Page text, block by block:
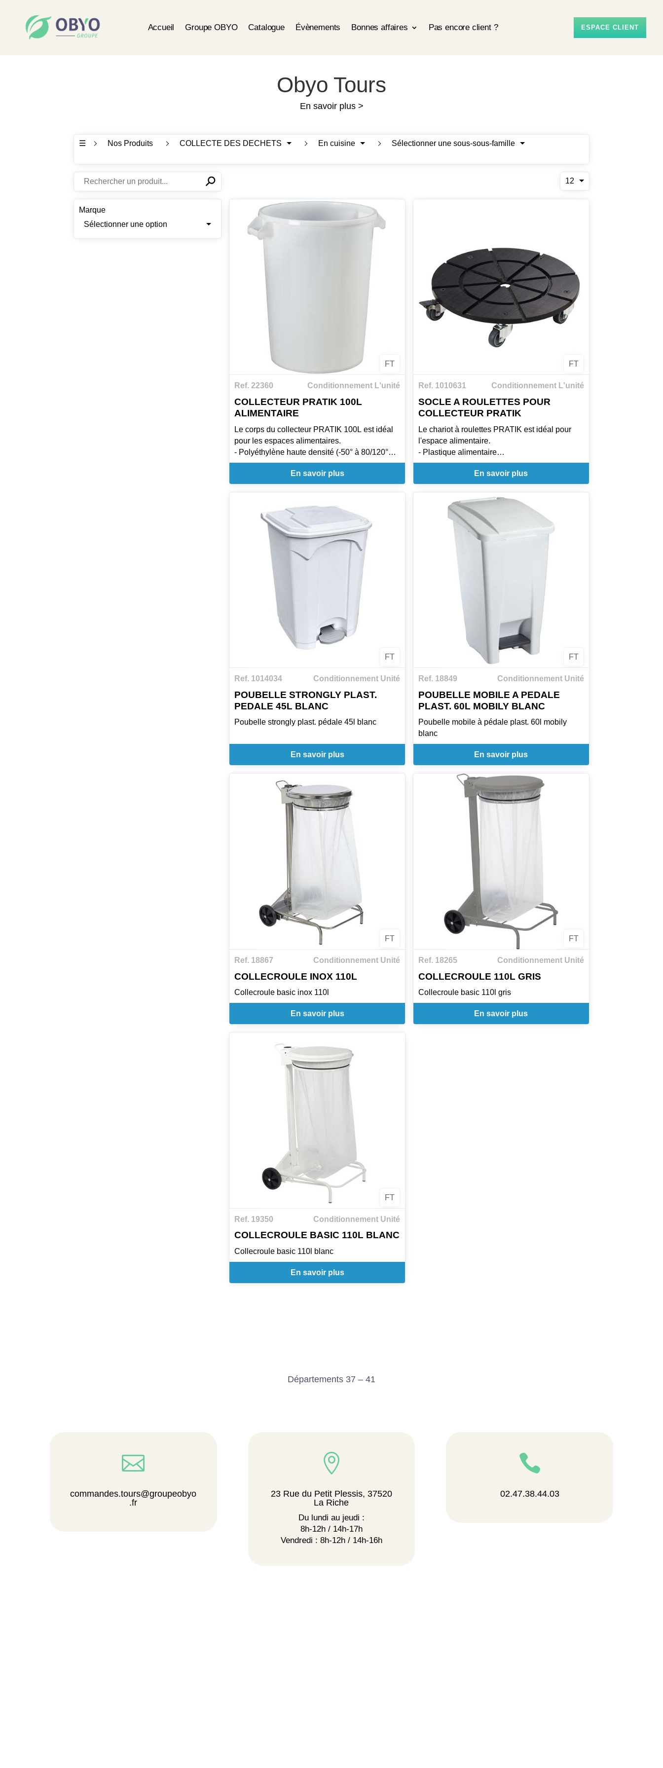
Accueil Groupe OBYO Catalogue Évènements Bonnes affaires Pas encore client ? ESPACE CLIENT
Obyo Tours
En savoir plus >
☰ Nos Produits COLLECTE DES DECHETS En cuisine Sélectionner une sous-sous-famille
✕⚲ 12
Marque
Sélectionner une option
FT
Ref. 22360 Conditionnement L'unité
COLLECTEUR PRATIK 100L
ALIMENTAIRE
Le corps du collecteur PRATIK 100L est idéal
pour les espaces alimentaires.
- Polyéthylène haute densité (-50° à 80/120°C)
- Matières premières vierges et pigments
adaptés à l'usage alimentaire (Respecte les
réglementations européennes pour les
contact avec les aliments )
- Méthode HACCP
- Idéal pour le stockage et le tri sélectif dans les
espaces industriels et de restauration.
En savoir plus
FT
Ref. 1010631 Conditionnement L'unité
SOCLE A ROULETTES POUR
COLLECTEUR PRATIK
Le chariot à roulettes PRATIK est idéal pour
l'espace alimentaire.
- Plastique alimentaire
- Frein intégré
- 5 roulettes pivotantes - Déplacement aisé
- Accessoire pour les collecteurs alimentaires
- Stabilité et maintien du produit
En savoir plus
FT
Ref. 1014034 Conditionnement Unité
POUBELLE STRONGLY PLAST.
PEDALE 45L BLANC
Poubelle strongly plast. pédale 45l blanc
En savoir plus
FT
Ref. 18849 Conditionnement Unité
POUBELLE MOBILE A PEDALE
PLAST. 60L MOBILY BLANC
Poubelle mobile à pédale plast. 60l mobily
blanc
En savoir plus
FT
Ref. 18867 Conditionnement Unité
COLLECROULE INOX 110L
Collecroule basic inox 110l
En savoir plus
FT
Ref. 18265 Conditionnement Unité
COLLECROULE 110L GRIS
Collecroule basic 110l gris
En savoir plus
FT
Ref. 19350 Conditionnement Unité
COLLECROULE BASIC 110L BLANC
Collecroule basic 110l blanc
En savoir plus
Départements 37 – 41

commandes.tours@groupeobyo
.fr

23 Rue du Petit Plessis, 37520
La Riche
Du lundi au jeudi :
8h-12h / 14h-17h
Vendredi : 8h-12h / 14h-16h

02.47.38.44.03